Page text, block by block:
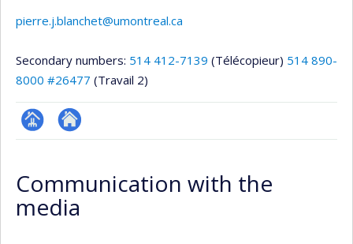
pierre.j.blanchet@umontreal.ca
Secondary numbers: 514 412-7139 (Télécopieur) 514 890-
8000 #26477 (Travail 2)
Page
(faculté,département,école)
Autre
web
Communication with the
media